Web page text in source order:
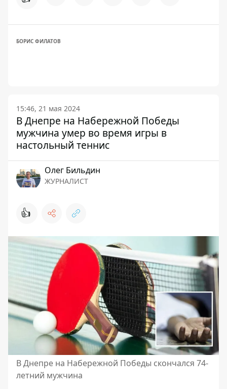
БОРИС ФИЛАТОВ
15:46, 21 мая 2024
В Днепре на Набережной Победы
мужчина умер во время игры в
настольный теннис
Олег Бильдин
ЖУРНАЛИСТ
👍
В Днепре на Набережной Победы скончался 74-
летний мужчина